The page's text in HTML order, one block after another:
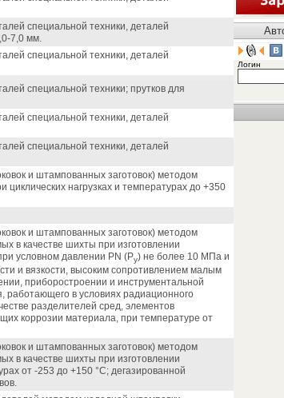
специальной техники, деталей
7,0 мм.
специальной техники, деталей
специальной техники; прутков для
специальной техники, деталей
специальной техники, деталей
и штампованных заготовок) методом
нагрузках и температурах до +350
и штампованных заготовок) методом
в качестве шихты при изготовлении
условном давлении PN (Ру) не более 10 МПа и
и вязкости, высоким сопротивлением малым
приборостроении и инструментальной
работающего в условиях радиационного
разделителей сред, элементов
коррозии материала, при температуре от
и штампованных заготовок) методом
в качестве шихты при изготовлении
от -253 до +150 °С; дегазированной
Логин